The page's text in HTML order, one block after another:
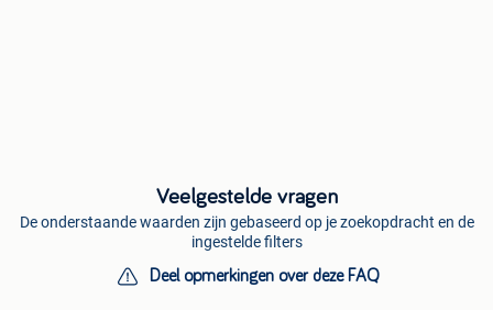
Veelgestelde vragen
De onderstaande waarden zijn gebaseerd op je zoekopdracht en de
ingestelde filters
Deel opmerkingen over deze FAQ